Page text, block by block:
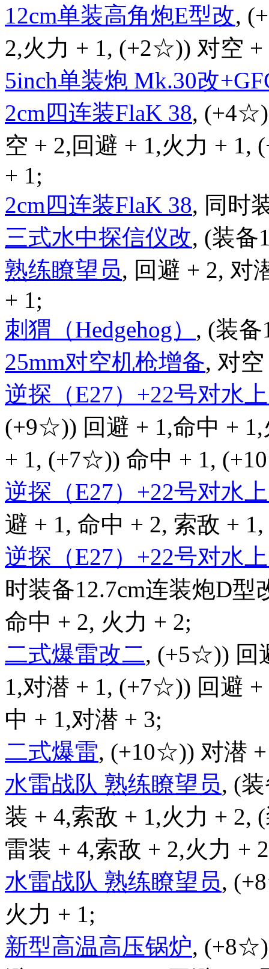
12cm单装高角炮E型改,
2,火力 + 1, (+2☆)) 对空 +
5inch单装炮 Mk.30改
2cm四连装FlaK 38,
空 + 2,回避 + 1,火力 + 1,
+ 1;
2cm四连装FlaK 38, 同时
三式水中探信仪改, (装备
熟练瞭望员, 回避 + 2, 对
+ 1;
刺猬（Hedgehog） , (装备
25mm对空机枪增备, 对
逆探（E27）+22号对水
(+9☆)) 回避 + 1,命中 +
+ 1, (+7☆)) 命中 + 1,
逆探（E27）+22号对水
避 + 1, 命中 + 2, 索敌 +
逆探（E27）+22号对水
时装备12.7cm连装炮D型
命中 + 2, 火力 + 2;
二式爆雷改二, (+5☆)) 回
1,对潜 + 1, (+7☆)) 回避
中 + 1,对潜 + 3;
二式爆雷, (+10☆)) 对潜
水雷战队 熟练瞭望员, (
装 + 4,索敌 + 1,火力 + 2,
雷装 + 4,索敌 + 2,火力 +
水雷战队 熟练瞭望员,
火力 + 1;
新型高温高压锅炉,